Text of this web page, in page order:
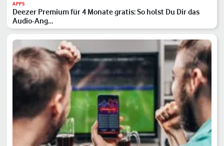
APPS
Deezer Premium für 4 Monate gratis: So holst Du Dir das
Audio-Ang…